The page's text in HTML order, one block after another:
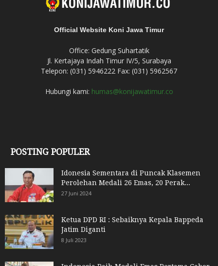
Official Website Koni Jawa Timur
Office: Gedung Suhartatik
Jl. Kertajaya Indah Timur IV/5, Surabaya
Telepon: (031) 5946222 Fax: (031) 5962567
Hubungi kami: humas@konijawatimur.co
POSTING POPULER
Idonesia Sementara di Puncak Klasemen
Perolehan Medali 26 Emas, 20 Perak...
27 Juni 2024
Ketua DPD RI : Sebaiknya Kepala Bappeda
Jatim Diganti
8 Juli 2023